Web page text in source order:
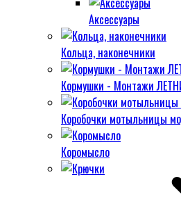
Аксессуары
Кольца, наконечники
Кормушки - Монтажи
Коробочки мотыльницы
Коромысло